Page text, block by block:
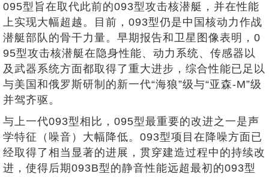
095型旨在取代此前的093型攻击核潜艇，并在性能
上实现大幅超越。目前，093型仍是中国核动力作战
潜艇部队的骨干力量。早期报告和卫星图像表明，0
95型攻击核潜艇在隐身性能、动力系统、传感器以
及武器系统方面都取得了重大进步，综合性能已足以
与美国和俄罗斯研制的新一代“海狼”级与“亚森-M”级
并驾齐驱。
与上一代093型相比，095型最重要的改进之一是声
学特征（噪音）大幅降低。093型项目在降噪方面已
经取得了相当显著的进展，贯穿建造过程中的持续改
进，使得后期093B型的静音性能远超最初的093型